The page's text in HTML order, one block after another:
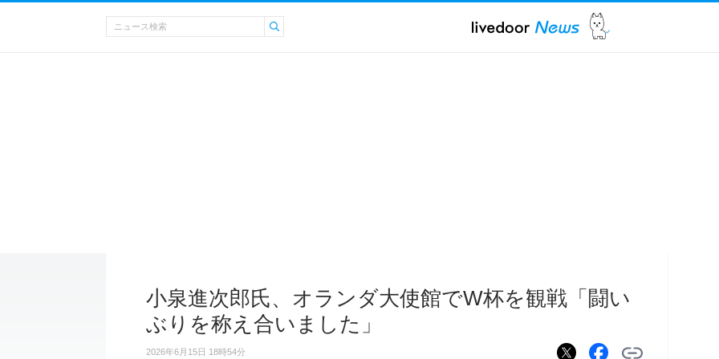
小泉進次郎氏、オランダ大使館でW杯を観戦「闘い
ぶりを称え合いました」
2026年6月15日 18時54分